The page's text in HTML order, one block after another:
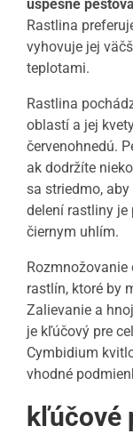
úspešné
Rastlina
vyhovuje jej
teplotami.
Rastlina
oblastí a jej
červenohnedú.
ak dodržíte
sa striedmo,
delení rastliny je
čiernym uhlím.
rastlín, ktoré by
Zalievanie a
je kľúčový pre
Cymbidium
vhodné
kľúčové